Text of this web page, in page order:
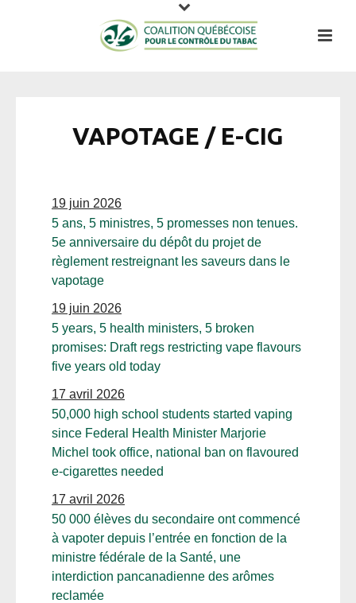
VAPOTAGE / E-CIG
19 juin 2026
5 ans, 5 ministres, 5 promesses non tenues.
5e anniversaire du dépôt du projet de
règlement restreignant les saveurs dans le
vapotage
19 juin 2026
5 years, 5 health ministers, 5 broken
promises: Draft regs restricting vape flavours
five years old today
17 avril 2026
50,000 high school students started vaping
since Federal Health Minister Marjorie
Michel took office, national ban on flavoured
e-cigarettes needed
17 avril 2026
50 000 élèves du secondaire ont commencé
à vapoter depuis l’entrée en fonction de la
ministre fédérale de la Santé, une
interdiction pancanadienne des arômes
reclamée